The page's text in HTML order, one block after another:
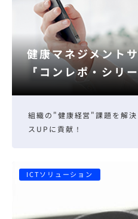
健康マネジメント
『コンレポ・シリ
組織の"健康経営"課題を解
スUPに貢献！
ICTソリューション